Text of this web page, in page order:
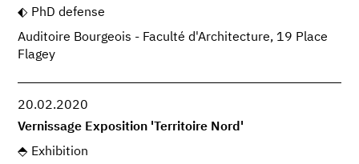
PhD defense
Auditoire Bourgeois - Faculté d'Architecture, 19 Place
Flagey
20.02.2020
Vernissage Exposition 'Territoire Nord'
Exhibition